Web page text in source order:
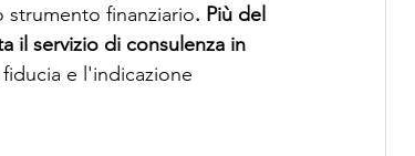
finanziario. Più del
il servizio di consulenza in
e l'indicazione